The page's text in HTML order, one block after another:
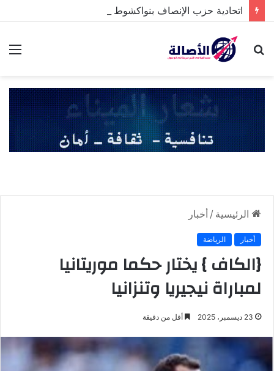
بحث
الرئيسية / أخبار
أخبار الرياضة
{الكاف } يختار حكما موريتانيا
لمباراة نيجيريا وتنزانيا
23 ديسمبر، 2025 أقل من دقيقة